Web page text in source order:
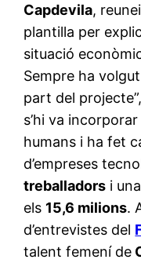
Capdevila,
plantilla per
situació
Sempre ha
part del
s’hi va
humans i ha fet
d’empreses
treballadors i
els 15,6 milions.
d’entrevistes del
talent femení de